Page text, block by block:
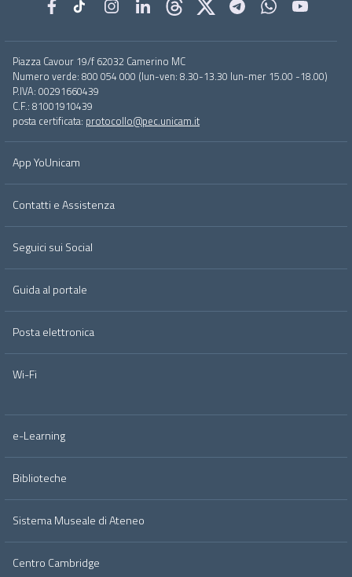
Footer
menu
full
Piazza Cavour 19/f 62032 Camerino MC
Numero verde: 800 054 000 (lun-ven: 8.30-13.30 lun-mer 15.00 -18.00)
P.IVA: 00291660439
C.F.: 81001910439
posta certificata: protocollo@pec.unicam.it
App YoUnicam
Contatti e Assistenza
Seguici sui Social
Guida al portale
Posta elettronica
Wi-Fi
e-Learning
Biblioteche
Sistema Museale di Ateneo
Centro Cambridge